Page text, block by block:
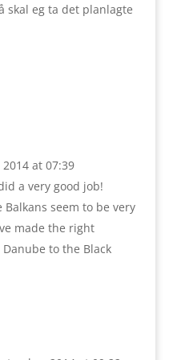
skal eg ta det planlagte
at 07:39
a very good job!
seem to be very
made ​​the right
to the Black